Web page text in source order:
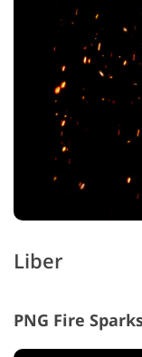
Liber
PNG Fire